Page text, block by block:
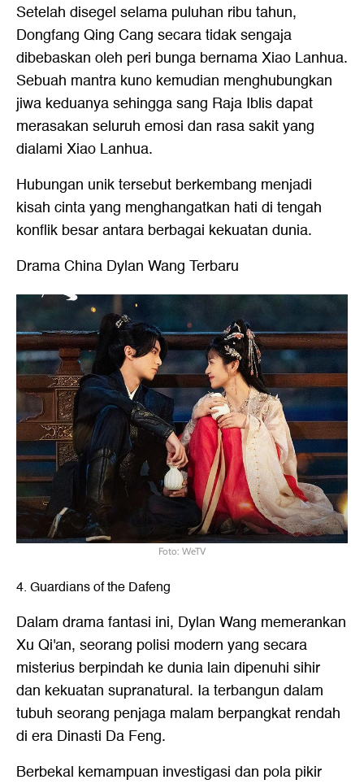
Setelah disegel selama puluhan ribu tahun,
Dongfang Qing Cang secara tidak sengaja
dibebaskan oleh peri bunga bernama Xiao Lanhua.
Sebuah mantra kuno kemudian menghubungkan
jiwa keduanya sehingga sang Raja Iblis dapat
merasakan seluruh emosi dan rasa sakit yang
dialami Xiao Lanhua.
Hubungan unik tersebut berkembang menjadi
kisah cinta yang menghangatkan hati di tengah
konflik besar antara berbagai kekuatan dunia.
Drama China Dylan Wang Terbaru
Foto: WeTV
4. Guardians of the Dafeng
Dalam drama fantasi ini, Dylan Wang memerankan
Xu Qi'an, seorang polisi modern yang secara
misterius berpindah ke dunia lain dipenuhi sihir
dan kekuatan supranatural. Ia terbangun dalam
tubuh seorang penjaga malam berpangkat rendah
di era Dinasti Da Feng.
Berbekal kemampuan investigasi dan pola pikir